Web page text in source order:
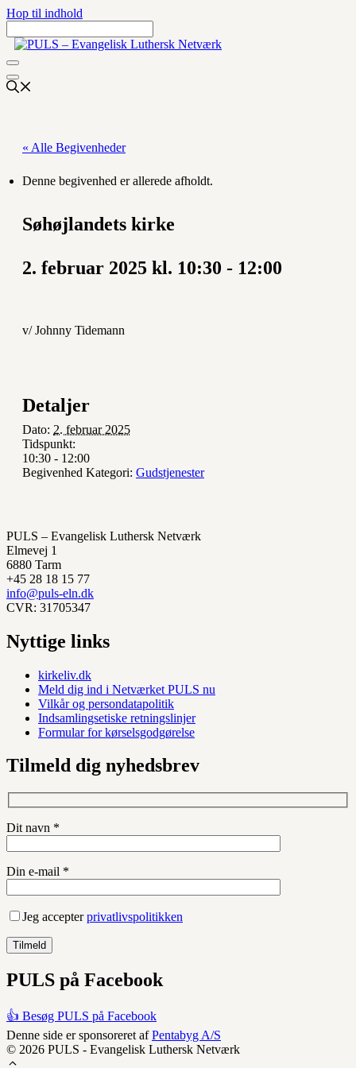
Hop til indhold
« Alle Begivenheder
Denne begivenhed er allerede afholdt.
Søhøjlandets kirke
2. februar 2025 kl. 10:30 - 12:00
v/ Johnny Tidemann
Detaljer
Dato: 2. februar 2025
Tidspunkt:
10:30 - 12:00
Begivenhed Kategori: Gudstjenester
PULS – Evangelisk Luthersk Netværk
Elmevej 1
6880 Tarm
+45 28 18 15 77
info@puls-eln.dk
CVR: 31705347
Nyttige links
kirkeliv.dk
Meld dig ind i Netværket PULS nu
Vilkår og persondatapolitik
Indsamlingsetiske retningslinjer
Formular for kørselsgodgørelse
Tilmeld dig nyhedsbrev
Dit navn *
Din e-mail *
Jeg accepterprivatlivspolitikken
PULS på Facebook
👍 Besøg PULS på Facebook
Denne side er sponsoreret afPentabyg A/S
© 2026 PULS - Evangelisk Luthersk Netværk